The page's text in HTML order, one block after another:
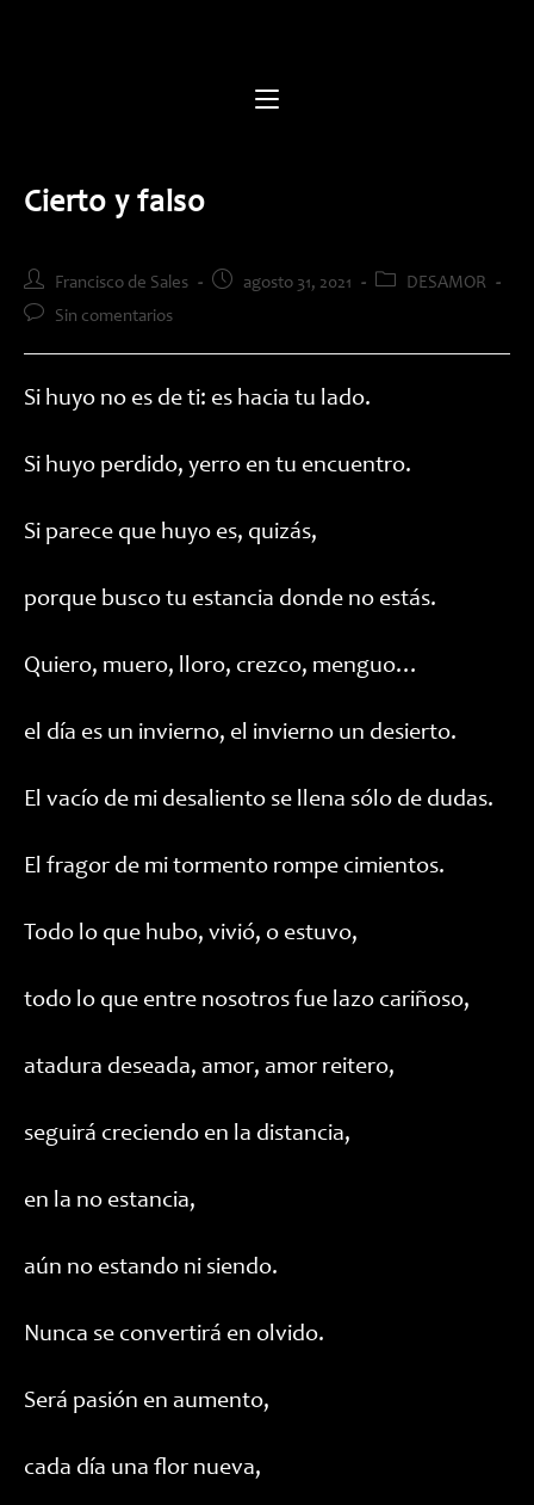
Cierto y falso
Autor
de
entrada:
Francisco de Sales
Publicación
entrada:
agosto 31, 2021
Categoría
entrada:
DESAMOR
Comentarios
entrada:
Sin comentarios
Si huyo no es de ti: es hacia tu lado.
Si huyo perdido, yerro en tu encuentro.
Si parece que huyo es, quizás,
porque busco tu estancia donde no estás.
Quiero, muero, lloro, crezco, menguo…
el día es un invierno, el invierno un desierto.
El vacío de mi desaliento se llena sólo de dudas.
El fragor de mi tormento rompe cimientos.
Todo lo que hubo, vivió, o estuvo,
todo lo que entre nosotros fue lazo cariñoso,
atadura deseada, amor, amor reitero,
seguirá creciendo en la distancia,
en la no estancia,
aún no estando ni siendo.
Nunca se convertirá en olvido.
Será pasión en aumento,
cada día una flor nueva,